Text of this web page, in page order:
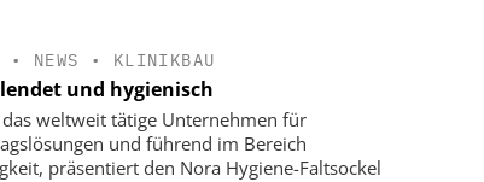
• NEWS • KLINIKBAU
und hygienisch
weltweit tätige Unternehmen für
und führend im Bereich
präsentiert den Nora Hygiene-Faltsockel